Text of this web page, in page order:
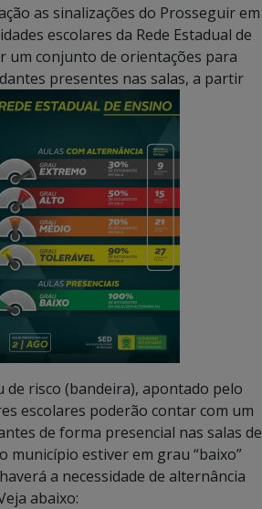
as sinalizações do Prosseguir em
escolares da Rede Estadual de
um conjunto de orientações para
presentes nas salas, a partir
de risco (bandeira), apontado pelo
escolares poderão contar com um
de forma presencial nas salas de
município estiver em grau “baixo”
a necessidade de alternância
abaixo: